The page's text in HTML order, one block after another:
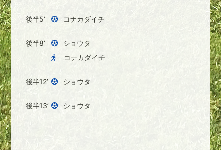
後半5’ コナカダイチ
後半8’
ショウタ
コナカダイチ
後半12’ ショウタ
後半13’ ショウタ